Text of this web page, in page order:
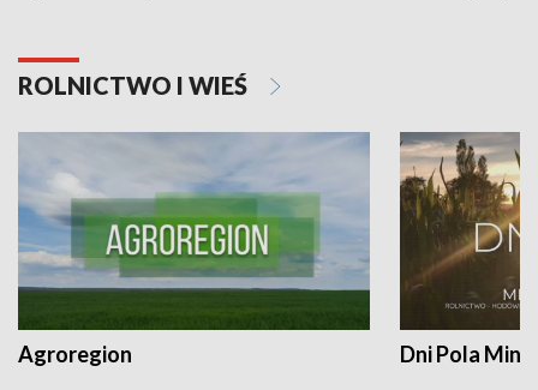
ROLNICTWO I WIEŚ
Agroregion Dni Pola